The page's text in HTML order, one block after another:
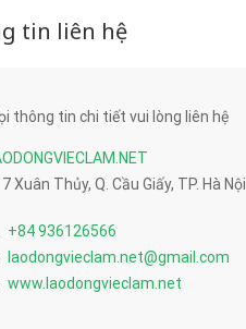
tin liên hệ
thông tin chi tiết vui lòng liên hệ
Xuân Thủy, Q. Cầu Giấy, TP. Hà Nội
+84 936126566
laodongvieclam.net@gmail.com
www.laodongvieclam.net